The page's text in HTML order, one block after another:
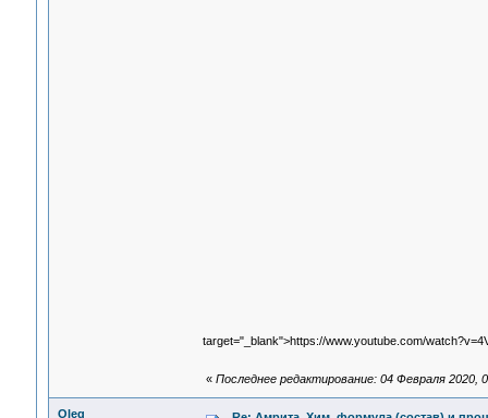
target="_blank">https://www.youtube.com/
« Последнее редактирование: 04 Февраля 2020,
Oleg